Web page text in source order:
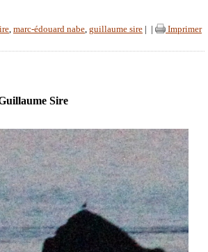
, marc-édouard nabe, guillaume sire Imprimer
Sire